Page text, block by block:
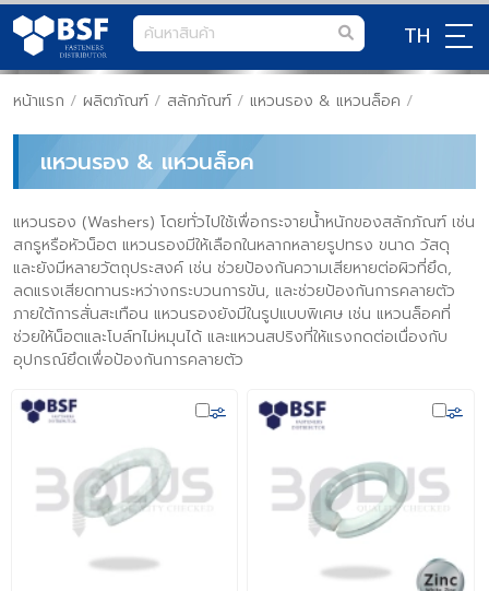
TH
หน้าแรก / ผลิตภัณฑ์ / สลักภัณฑ์ / แหวนรอง & แหวนล็อค /
แหวนรอง & แหวนล็อค
แหวนรอง (Washers) โดยทั่วไปใช้เพื่อกระจายน้ำหนักของสลักภัณฑ์ เช่น
สกรูหรือหัวน็อต แหวนรองมีให้เลือกในหลากหลายรูปทรง ขนาด วัสดุ
และยังมีหลายวัตถุประสงค์ เช่น ช่วยป้องกันความเสียหายต่อผิวที่ยึด,
ลดแรงเสียดทานระหว่างกระบวนการขัน, และช่วยป้องกันการคลายตัว
ภายใต้การสั่นสะเทือน แหวนรองยังมีในรูปแบบพิเศษ เช่น แหวนล็อคที่
ช่วยให้น็อตและโบล์ทไม่หมุนได้ และแหวนสปริงที่ให้แรงกดต่อเนื่องกับ
อุปกรณ์ยึดเพื่อป้องกันการคลายตัว